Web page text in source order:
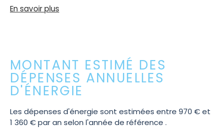
En savoir plus
MONTANT ESTIMÉ DES
DÉPENSES ANNUELLES
D'ÉNERGIE
Les dépenses d'énergie sont estimées entre 970 € et
1 360 € par an selon l'année de référence .